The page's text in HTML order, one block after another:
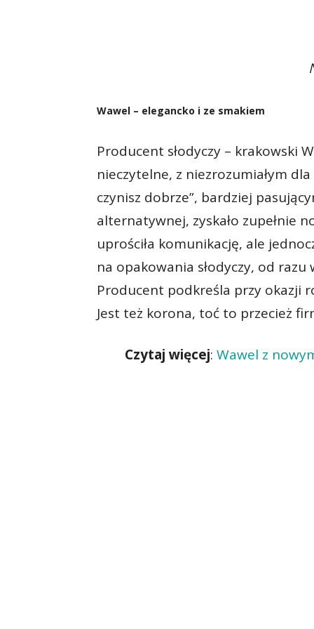
Wawel – elegancko i ze smakiem
Producent słodyczy – krakowski
nieczytelne, z niezrozumiałym
czynisz dobrze”, bardziej
alternatywnej, zyskało zupełnie
uprościła komunikację, ale
na opakowania słodyczy, od
Producent podkreśla przy okazji
Jest też korona, toć to przecież
Czytaj więcej: Wawel z